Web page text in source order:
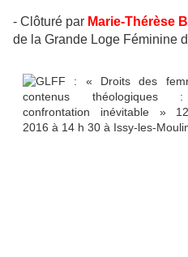
- Clôturé par Marie-Thérèse
de la Grande Loge Féminine